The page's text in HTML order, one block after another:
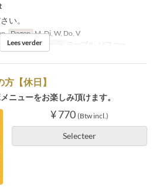
い。
Dagen M, Di, W, Do, V
Zitplaats Categorie テーブル, ソファー
Lees verder
【休日】
ニューをお楽しみ頂けます。
¥ 770 (Btw incl.)
Selecteer